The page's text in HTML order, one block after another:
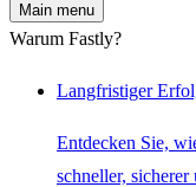
Main menu
Warum Fastly?
Langfristiger
Entdecken Sie,
schneller,